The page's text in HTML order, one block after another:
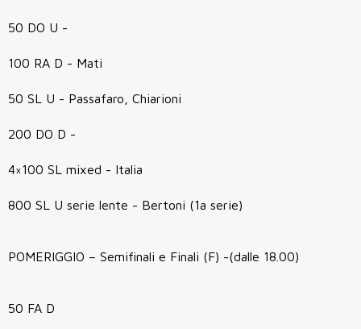
50 DO U -
100 RA D - Mati
50 SL U - Passafaro, Chiarioni
200 DO D -
4×100 SL mixed - Italia
800 SL U serie lente - Bertoni (1a serie)
POMERIGGIO – Semifinali e Finali (F) -(dalle 18.00)
50 FA D